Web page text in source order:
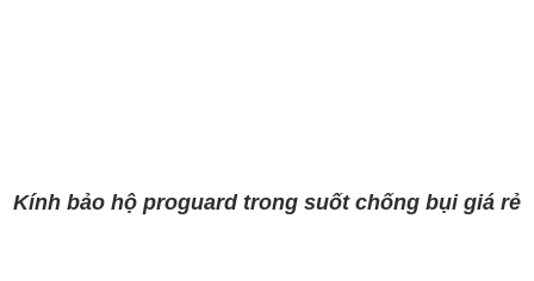
Kính bảo hộ proguard trong suốt chống bụi giá rẻ